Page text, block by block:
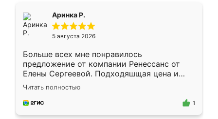
Аринка Р.
5 августа 2026
Больше всех мне понравилось
предложение от компании Ренессанс от
Елены Сергеевой. Подходяшщая цена и
короткие сроки изготовления. Приехавший
для замера сотрудник Владислав
предложил по моему эскизу самый
Читать полностью
1